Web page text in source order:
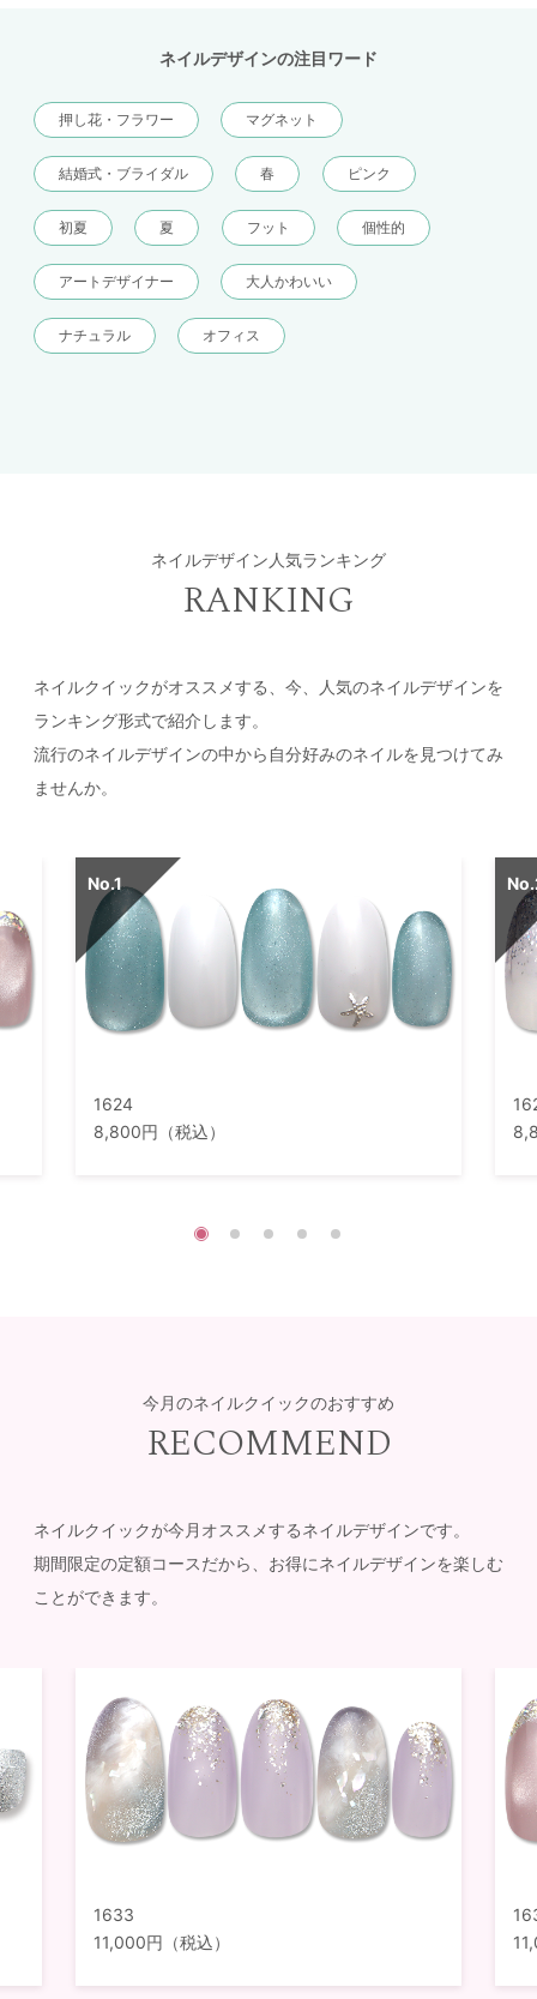
ネイルデザインの注目ワード
押し花・フラワー マグネット
結婚式・ブライダル 春 ピンク
初夏 夏 フット 個性的
アートデザイナー 大人かわいい
ナチュラル オフィス
ネイルデザイン人気ランキング
RANKING
ネイルクイックがオススメする、今、人気のネイルデザインを
ランキング形式で紹介します。
流行のネイルデザインの中から自分好みのネイルを見つけてみ
ませんか。
1624
8,800円（税込）
今月のネイルクイックのおすすめ
RECOMMEND
ネイルクイックが今月オススメするネイルデザインです。
期間限定の定額コースだから、お得にネイルデザインを楽しむ
ことができます。
1633
11,000円（税込）